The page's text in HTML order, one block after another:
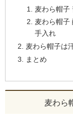
麦わら帽子
麦わら帽子
手入れ
麦わら帽子は
まとめ
麦わら